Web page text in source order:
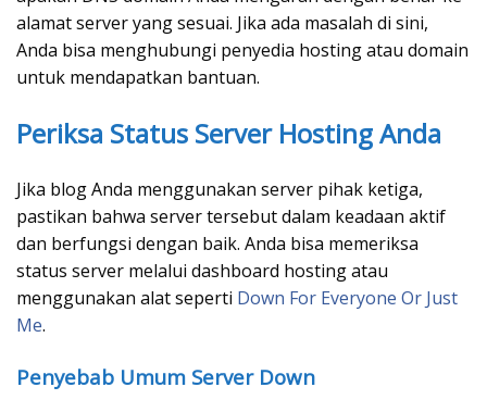
alamat server yang sesuai. Jika ada masalah di sini,
Anda bisa menghubungi penyedia hosting atau domain
untuk mendapatkan bantuan.
Periksa Status Server Hosting Anda
Jika blog Anda menggunakan server pihak ketiga,
pastikan bahwa server tersebut dalam keadaan aktif
dan berfungsi dengan baik. Anda bisa memeriksa
status server melalui dashboard hosting atau
menggunakan alat seperti Down For Everyone Or Just
Me.
Penyebab Umum Server Down